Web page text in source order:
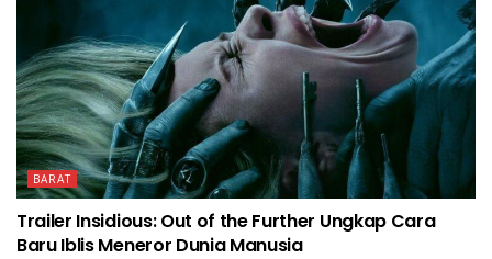
BARAT
Trailer Insidious: Out of the Further Ungkap Cara
Baru Iblis Meneror Dunia Manusia